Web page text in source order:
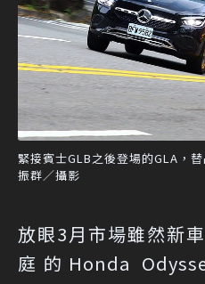
緊接賓士GLB之後登場的GLA，
振群／攝影
放眼3月市場雖然新
庭的Honda